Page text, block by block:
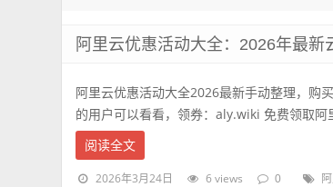
阿里云优惠活动大全：2026年最
阿里云优惠活动大全2026最新手动整理，购
的用户可以看看，领券：aly.wiki 免费领取
阅读全文
2026年3月24日 6 views 0